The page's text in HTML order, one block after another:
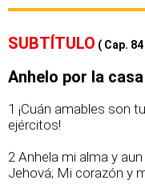
SUBTÍTULO ( Cap. 84
Anhelo por la
1 ¡Cuán amables son
ejércitos!
2 Anhela mi alma y
Jehová; Mi corazón y